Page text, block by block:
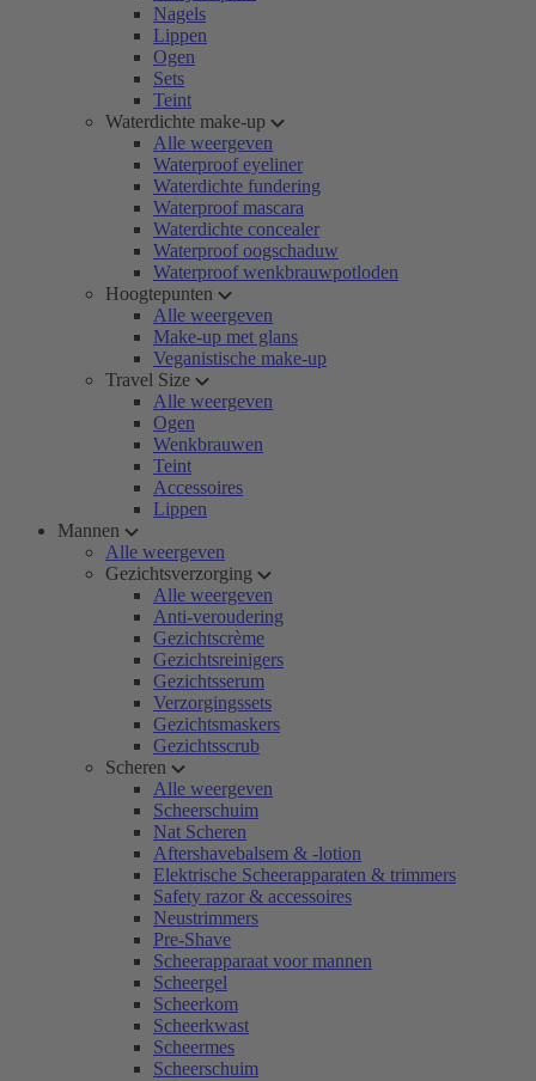
Nagels
Lippen
Ogen
Sets
Teint
Waterdichte make-up
Alle weergeven
Waterproof eyeliner
Waterdichte fundering
Waterproof mascara
Waterdichte concealer
Waterproof oogschaduw
Waterproof wenkbrauwpotloden
Hoogtepunten
Alle weergeven
Make-up met glans
Veganistische make-up
Travel Size
Alle weergeven
Ogen
Wenkbrauwen
Teint
Accessoires
Lippen
Mannen
Alle weergeven
Gezichtsverzorging
Alle weergeven
Anti-veroudering
Gezichtscrème
Gezichtsreinigers
Gezichtsserum
Verzorgingssets
Gezichtsmaskers
Gezichtsscrub
Scheren
Alle weergeven
Scheerschuim
Nat Scheren
Aftershavebalsem & -lotion
Elektrische Scheerapparaten & trimmers
Safety razor & accessoires
Neustrimmers
Pre-Shave
Scheerapparaat voor mannen
Scheergel
Scheerkom
Scheerkwast
Scheermes
Scheerschuim